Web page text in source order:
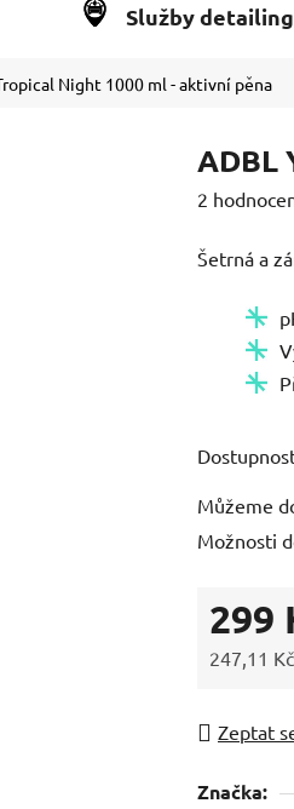
Služby
Night 1000 ml - aktivní pěna
ADBL
Průměrné
produktu
2
Šetrná a
Můžeme
Možnosti
299
247,11
Zeptat
Značka: